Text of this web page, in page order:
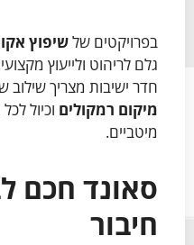
בפרויקטים שלשיפוץ
גלם לריהוט ולייעוץ
חדר ישיבות מצריך שילוב
מיקום רמקולים וכיול
מיטביים.
סאונד חכם
חיבור